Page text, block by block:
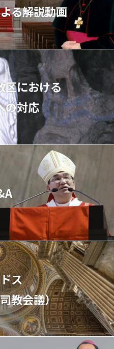
る解説動画
区における
の対応
ス
教会議）